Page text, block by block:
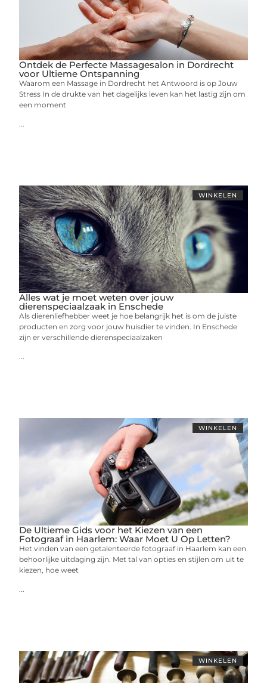
Ontdek de Perfecte Massagesalon in Dordrecht
voor Ultieme Ontspanning
Waarom een Massage in Dordrecht het Antwoord is op Jouw
Stress In de drukte van het dagelijks leven kan het lastig zijn om
een moment
WINKELEN
Alles wat je moet weten over jouw
dierenspeciaalzaak in Enschede
Als dierenliefhebber weet je hoe belangrijk het is om de juiste
producten en zorg voor jouw huisdier te vinden. In Enschede
zijn er verschillende dierenspeciaalzaken
WINKELEN
De Ultieme Gids voor het Kiezen van een
Fotograaf in Haarlem: Waar Moet U Op Letten?
Het vinden van een getalenteerde fotograaf in Haarlem kan een
behoorlijke uitdaging zijn. Met tal van opties en stijlen om uit te
kiezen, hoe weet
WINKELEN